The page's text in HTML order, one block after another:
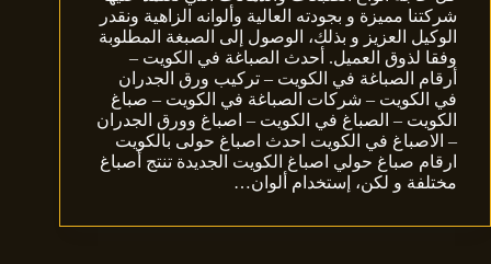
شركتنا مميزة و بجودته العالية وألوانه الزاهية ونقدر
الوكيل العزيز و بذلك، الوصول إلى الصبغة المطلوبة
وفقا لذوق العميل. أحدث الصباغة في الكويت –
أرقام الصباغة في الكويت – تركيب ورق الجدران
في الكويت – شركات الصباغة في الكويت – صباغ
الكويت – الصباغ في الكويت – اصباغ وورق الجدران
– الاصباغ في الكويت احدث اصباغ حولى بالكويت
ارقام صباغ حولي اصباغ الكويت الجديدة تنتج أصباغ
مختلفة و لكن، إستخدام ألوان…